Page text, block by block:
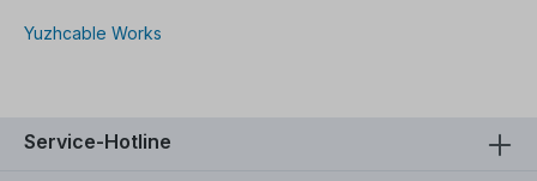
Yuzhcable Works
Service-Hotline